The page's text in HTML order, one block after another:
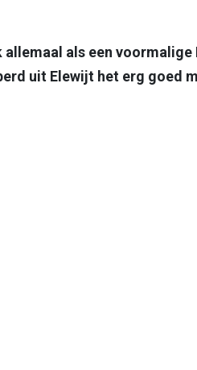
als een voormalige
uit Elewijt het erg goed